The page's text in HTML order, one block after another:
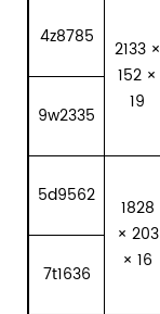
4z8785
2133 ×
152 ×
19
9w2335
5d9562
1828
× 203
× 16
7t1636